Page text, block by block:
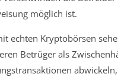
möglich ist.
echten Kryptobörsen
Betrüger als